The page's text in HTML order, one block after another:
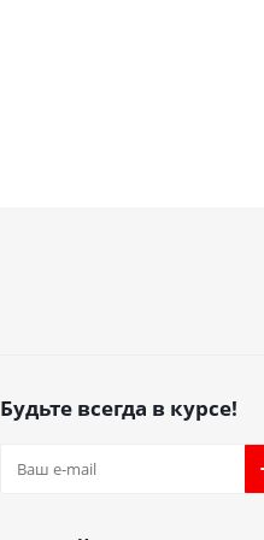
Будьте всегда в курсе!